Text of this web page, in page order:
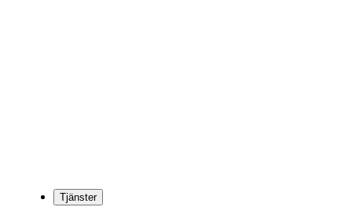
Tjänster